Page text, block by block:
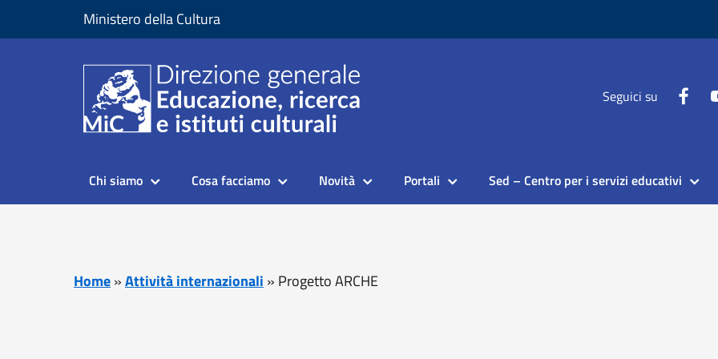
Vai al contenuto Vai al piede di pagina
Ministero della Cultura
Seguici su
Chi siamo Cosa facciamo Novità Portali Sed – Centro per i servizi educativi
Home»Attività internazionali » Progetto ARCHE